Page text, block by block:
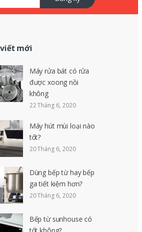
mới
Máy rửa bát có rửa
được xoong nồi
không
22 Tháng 6, 2020
Máy hút mùi loại nào
tốt?
20 Tháng 6, 2020
Dùng bếp từ hay bếp
ga tiết kiệm hơn?
20 Tháng 6, 2020
Bếp từ sunhouse có
tốt không?